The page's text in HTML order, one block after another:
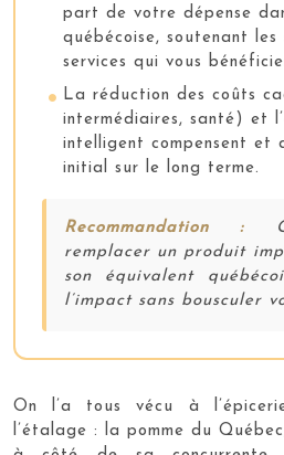
part de votre dépense
québécoise, soutenant
services qui vous
La réduction des coûts
intermédiaires, santé) et
intelligent compensent et
initial sur le long terme.
Recommandation :
remplacer un produit
son équivalent
l’impact sans bousculer
On l’a tous vécu à
l’étalage : la pomme du